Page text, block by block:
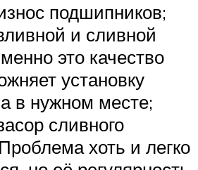
подшипников;
и сливной
это качество
установку
в нужном месте;
сливного
хоть и легко